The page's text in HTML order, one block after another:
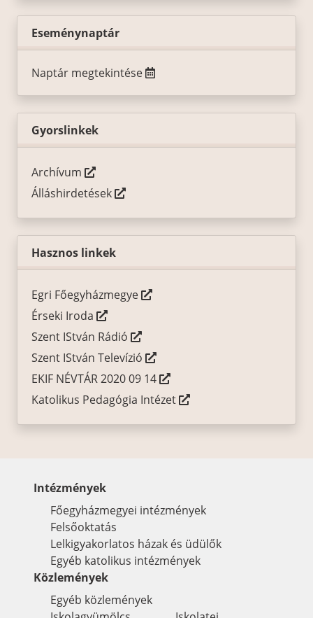
Eseménynaptár
Naptár megtekintése
Gyorslinkek
Archívum
Álláshirdetések
Hasznos linkek
Egri Főegyházmegye
Érseki Iroda
Szent IStván Rádió
Szent IStván Televízió
EKIF NÉVTÁR 2020 09 14
Katolikus Pedagógia Intézet
Intézmények
Főegyházmegyei intézmények
Felsőoktatás
Lelkigyakorlatos házak és üdülők
Egyéb katolikus intézmények
Közlemények
Egyéb közlemények